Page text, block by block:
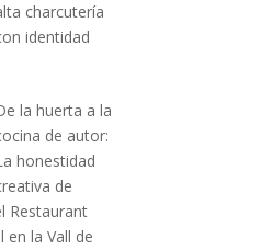
charcutería
identidad
la huerta a la
de autor:
honestidad
de
Restaurant
en la Vall de